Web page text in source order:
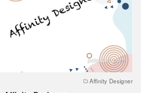
Affinity Designer